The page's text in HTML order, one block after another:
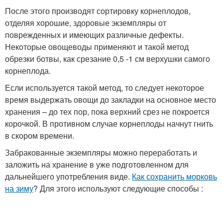
После этого производят сортировку корнеплодов,
отделяя хорошие, здоровые экземпляры от
поврежденных и имеющих различные дефекты.
Некоторые овощеводы применяют и такой метод
обрезки ботвы, как срезание 0,5 -1 см верхушки самого
корнеплода.
Если используется такой метод, то следует некоторое
время выдержать овощи до закладки на основное место
хранения – до тех пор, пока верхний срез не покроется
корочкой. В противном случае корнеплоды начнут гнить
в скором времени.
Забракованные экземпляры можно переработать и
заложить на хранение в уже подготовленном для
дальнейшего употребления виде. Как сохранить морковь
на зиму? Для этого используют следующие способы :